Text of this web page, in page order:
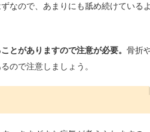
なので、あまりにも舐め続けているよ
とがありますので注意が必要。 骨折
ので注意しましょう。